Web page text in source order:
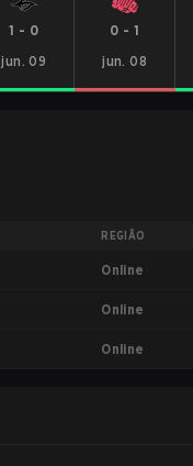
1 - 0
jun. 09
0 - 1
jun. 08
REGIÃO
Online
Online
Online